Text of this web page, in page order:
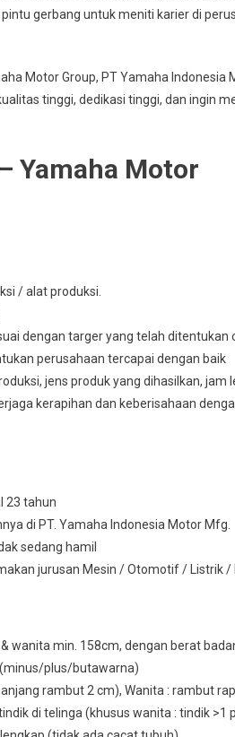
gerbang untuk meniti karier di
Motor Group, PT Yamaha
tinggi, dedikasi tinggi, dan ingin
Yamaha Motor
/ alat produksi.
dengan targer yang telah ditentukan
perusahaan tercapai dengan baik
jens produk yang dihasilkan,
kerapihan dan keberisahaan
23 tahun
di PT. Yamaha Indonesia Motor Mfg.
sedang hamil
jurusan Mesin / Otomotif / Listrik /
wanita min. 158cm, dengan berat
plus/butawarna)
rambut 2 cm), Wanita : rambut
di telinga (khusus wanita : tindik >1